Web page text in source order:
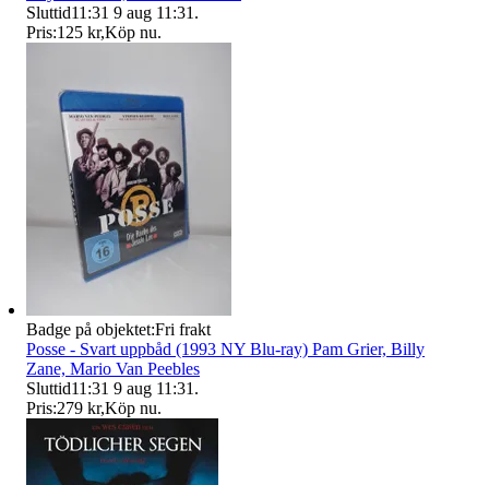
Sluttid11:31 9 aug 11:31 .
Pris:125 kr,Köp nu.
Badge på objektet:Fri frakt
Posse - Svart uppbåd (1993 NY Blu-ray) Pam Grier, Billy
Zane, Mario Van Peebles
Sluttid11:31 9 aug 11:31 .
Pris:279 kr,Köp nu.